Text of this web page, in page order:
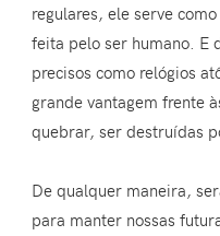
regulares, ele serve
feita pelo ser humano. E
precisos como relógios
grande vantagem frente
quebrar, ser destruídas
De qualquer maneira,
para manter nossas